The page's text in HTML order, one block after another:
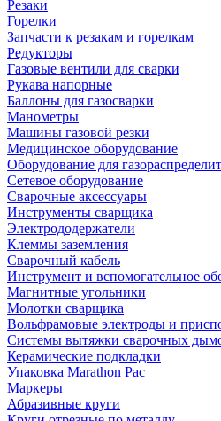
Резаки
Горелки
Запчасти к резакам и горелкам
Редукторы
Газовые вентили для сварки
Рукава напорные
Баллоны для газосварки
Манометры
Машины газовой резки
Медицинское оборудование
Оборудование для
Сетевое оборудование
Сварочные аксессуары
Инструменты сварщика
Электрододержатели
Клеммы заземления
Сварочный кабель
Инструмент и вспомогательное
Магнитные угольники
Молотки сварщика
Вольфрамовые электроды и
Системы вытяжки сварочных
Керамические подкладки
Упаковка Marathon Pac
Маркеры
Абразивные круги